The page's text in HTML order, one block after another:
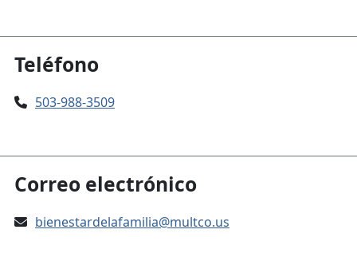
Teléfono
503-988-3509
Correo electrónico
bienestardelafamilia@multco.us